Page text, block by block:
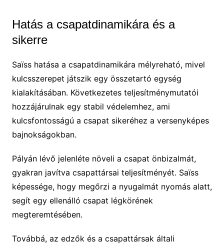
Hatás a csapatdinamikára és a
sikerre
Saïss hatása a csapatdinamikára mélyreható, mivel
kulcsszerepet játszik egy összetartó egység
kialakításában. Következetes teljesítménymutatói
hozzájárulnak egy stabil védelemhez, ami
kulcsfontosságú a csapat sikeréhez a versenyképes
bajnokságokban.
Pályán lévő jelenléte növeli a csapat önbizalmát,
gyakran javítva csapattársai teljesítményét. Saïss
képessége, hogy megőrzi a nyugalmát nyomás alatt,
segít egy ellenálló csapat légkörének
megteremtésében.
Továbbá, az edzők és a csapattársak általi